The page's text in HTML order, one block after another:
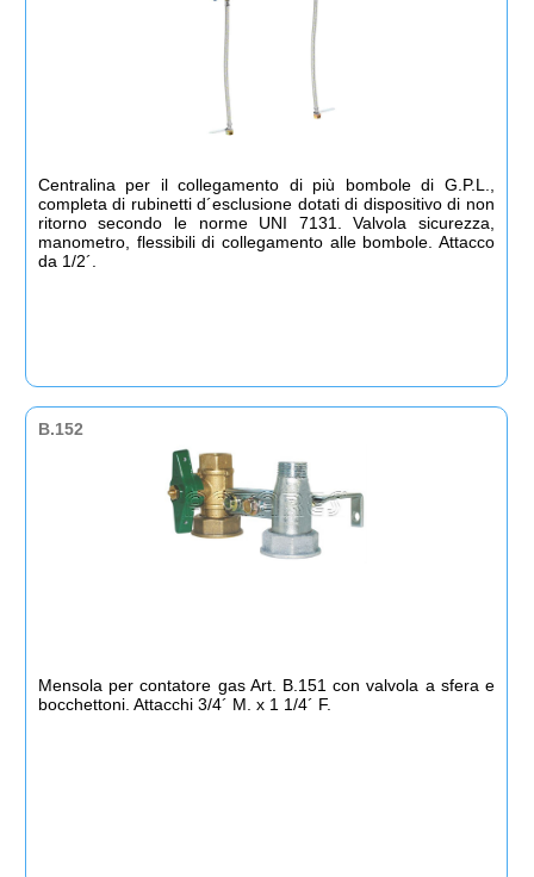
Centralina per il collegamento di più bombole di G.P.L.,
completa di rubinetti d´esclusione dotati di dispositivo di non
ritorno secondo le norme UNI 7131. Valvola sicurezza,
manometro, flessibili di collegamento alle bombole. Attacco
da 1/2´.
B.152
Mensola per contatore gas Art. B.151 con valvola a sfera e
bocchettoni. Attacchi 3/4´ M. x 1 1/4´ F.